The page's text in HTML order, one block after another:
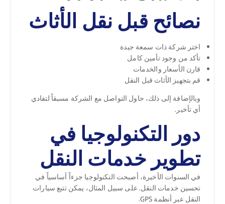
نصائح قبل نقل الأثاث
اختر شركة ذات سمعة جيدة
تأكد من وجود تأمين كامل
قارن الأسعار والخدمات
قم بتجهيز الأثاث قبل النقل
وبالإضافة إلى ذلك، حاول التواصل مع الشركة مسبقاً لتفادي
أي تأخير.
دور التكنولوجيا في
تطوير خدمات النقل
في السنوات الأخيرة، أصبحت التكنولوجيا جزءاً أساسياً في
تحسين خدمات النقل. على سبيل المثال، يمكن تتبع سيارات
النقل عبر أنظمة GPS.